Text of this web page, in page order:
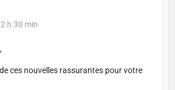
h 30 min
ces nouvelles rassurantes pour votre